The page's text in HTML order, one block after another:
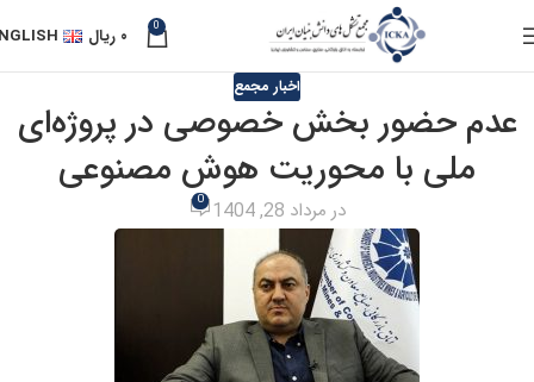
0 ۰ ریال
اخبار مجمع
عدم حضور بخش خصوصی در پروژه‌ای
ملی با محوریت هوش مصنوعی
در مرداد 28, 1404 0